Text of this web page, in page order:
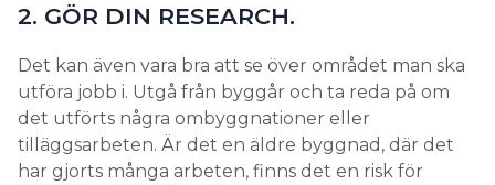
2. GÖR DIN RESEARCH.
Det kan även vara bra att se över området man ska
utföra jobb i. Utgå från byggår och ta reda på om
det utförts några ombyggnationer eller
tilläggsarbeten. Är det en äldre byggnad, där det
har gjorts många arbeten, finns det en risk för